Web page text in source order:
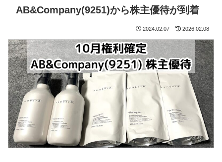
AB&Company(9251)から株主優待が到着
2024.02.07 2026.02.08